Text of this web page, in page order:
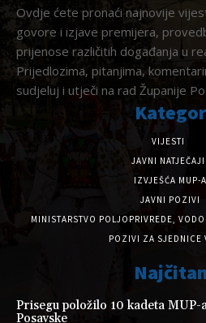
Ovdje ćete pronaći najnovije
govore i izjave premijera,
prijenose različitih događanja u
Prijedlozima, pitanjima,
sudjeluj i utječi na rad Županije
VIJESTI
JAVNI NATJEČAJI
IZVJEŠĆA MUP-A
JAVNI POZIVI
MINISTARSTVO POLJOPRIVREDE,
POZIVI ZA SJEDNICE
Prisegu položilo 10 kadeta MUP-
Posavske